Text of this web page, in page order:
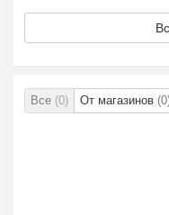
Все (0) От магазинов